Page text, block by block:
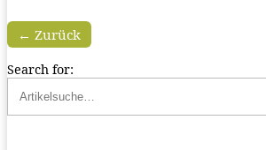
← Zurück
Search for: